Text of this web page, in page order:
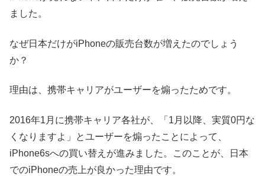
ました。
なぜ日本だけがiPhoneの販売台数が増えたのでしょう
か？
理由は、携帯キャリアがユーザーを煽ったためです。
2016年1月に携帯キャリア各社が、「1月以降、実質0円な
くなりますよ」とユーザーを煽ったことによって、
iPhone6sへの買い替えが進みました。このことが、日本
でのiPhoneの売上が良かった理由です。